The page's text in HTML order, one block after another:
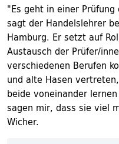
"Es geht in einer
sagt der Handelslehrer
Hamburg. Er setzt auf
Austausch der Prüfer/
verschiedenen Berufen
und alte Hasen
beide voneinander
sagen mir, dass sie viel
Wicher.